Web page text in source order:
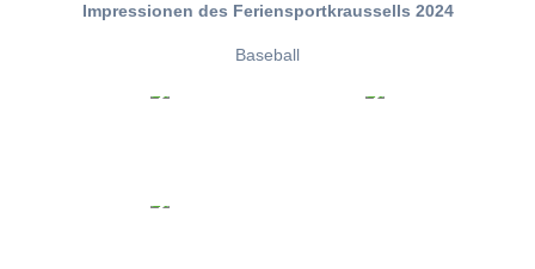
Impressionen des Feriensportkraussells 2024
Baseball